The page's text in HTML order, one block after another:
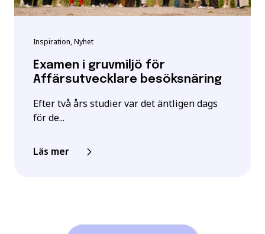
Inspiration, Nyhet
Examen i gruvmiljö för
Affärsutvecklare besöksnäring
Efter två års studier var det äntligen dags
för de...
Läs mer